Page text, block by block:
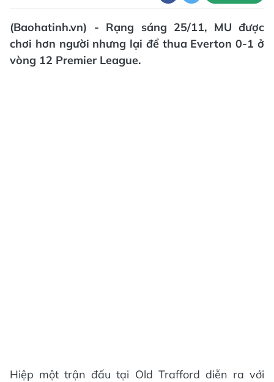
(Baohatinh.vn) - Rạng sáng 25/11, MU được
chơi hơn người nhưng lại để thua Everton 0-1 ở
vòng 12 Premier League.
Hiệp một trận đấu tại Old Trafford diễn ra với